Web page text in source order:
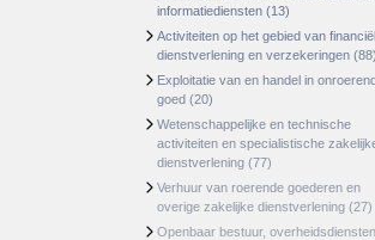
informatiediensten (13)
Activiteiten op het gebied van
dienstverlening en verzekeringen
Exploitatie van en handel in
goed (20)
Wetenschappelijke en technische
activiteiten en specialistische
dienstverlening (77)
Verhuur van roerende goederen en
overige zakelijke dienstverlening (27)
Openbaar bestuur, overheidsdiensten